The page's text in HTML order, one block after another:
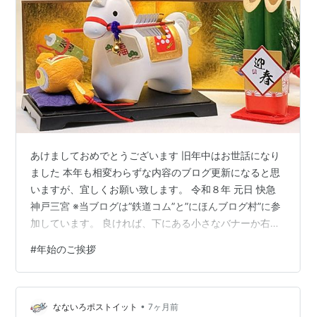
あけましておめでとうございます 旧年中はお世話になり
ました 本年も相変わらずな内容のブログ更新になると思
いますが、宜しくお願い致します。 令和８年 元日 快急
神戸三宮 ※当ブログは”鉄道コム”と”にほんブログ村”に参
加しています。 良ければ、下にある小さなバナーか右側
ンキング参加中 鉄道模型 ◆当ブログの他に、生活系ブロ
グ『ゴンパパ日記』をアメブロに開設しています。 気ま
ぐれ更新ですが、よければ覗いてみてください。
ameblo.jp ■当ブログにいただいたコメントにつきまして
#年始のご挨拶
なないろポストイット • 7ヶ月前